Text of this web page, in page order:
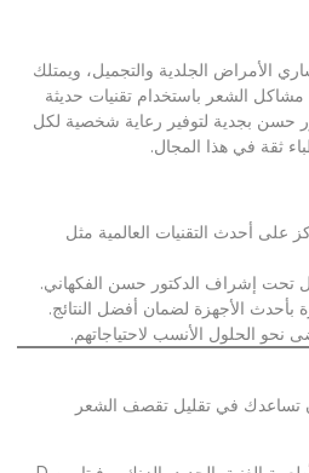
الأمراض الجلدية والتجميل، ويمتلك
الشعر باستخدام تقنيات حديثة
حسن بجدية لتوفير رعاية شخصية لكل
ثقة في هذا المجال.
على أحدث التقنيات العالمية مثل
إشراف الدكتور حسن الفكهاني.
بأحدث الأجهزة لضمان أفضل النتائج.
نحو الحلول الأنسب لاحتياجاتهم.
تساعدك في تقليل تقصف الشعر